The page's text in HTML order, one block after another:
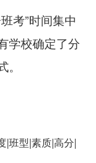
考”时间集中
学校确定了分
|班型|素质|高分|